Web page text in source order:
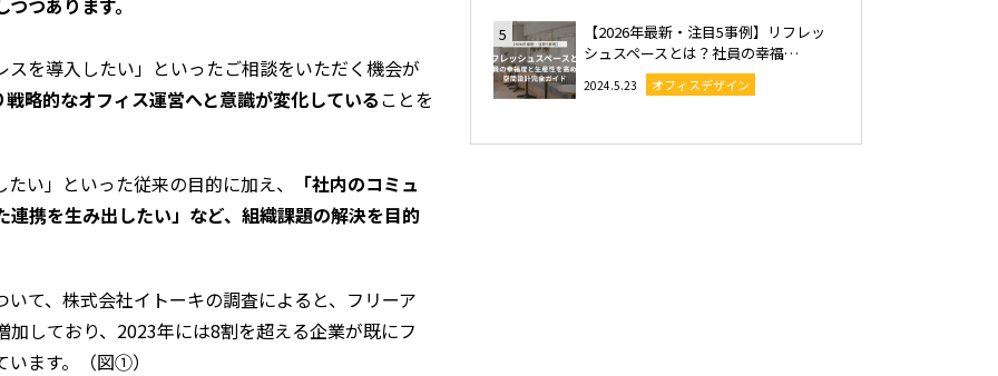
つあります。
を導入したい」といったご相談をいただく機会が
略的なオフィス運営へと意識が変化していることを
い」といった従来の目的に加え、
「社内のコミュ
携を生み出したい」など、組織課題の解決を目的
て、株式会社イトーキの調査によると、フリーア
しており、2023年には8割を超える企業が既にフ
ます。（図①）
5
【2026年最新・注目5事例】リフレッ
シュスペースとは？社員の幸福…
2024.5.23 オフィスデザイン